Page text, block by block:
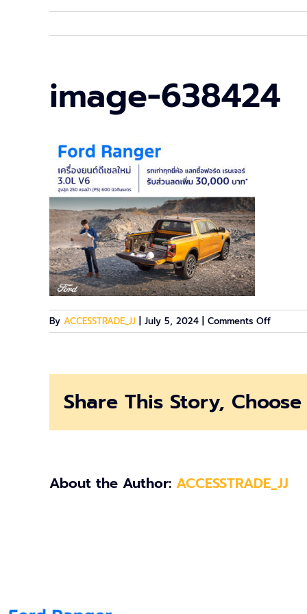
image-638424
By ACCESSTRADE_JJ July 5, 2024 Comments Offon
image-
Share This Story,
About the Author: ACCESSTRADE_JJ